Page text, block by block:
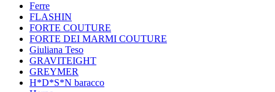
Ferre
FLASHIN
FORTE COUTURE
FORTE DEI MARMI COUTURE
Giuliana Teso
GRAVITEIGHT
GREYMER
H*D*S*N baracco